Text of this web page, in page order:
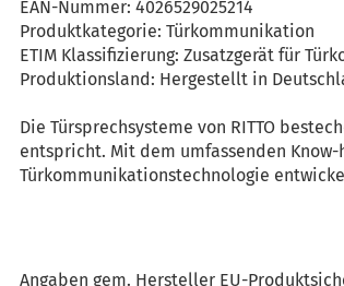
EAN-Nummer: 4026529025214
Produktkategorie: Türkommunikation
ETIM Klassifizierung: Zusatzgerät für
Produktionsland: Hergestellt in
Die Türsprechsysteme von RITTO
entspricht. Mit dem umfassenden
Türkommunikationstechnologie
Angaben gem. Hersteller EU-